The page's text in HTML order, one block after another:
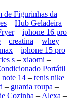
de Figurinhas da
– Hub Geladeira –
– iphone 16 pro
– creatina – whey
– iphone 15 pro
s – xiaomi –
Portátil
note 14 – tenis nike
– guarda roupa –
Cozinha – Alexa –